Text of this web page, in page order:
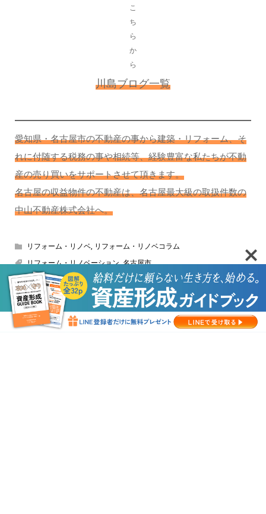
こ
ち
ら
か
ら
川島ブログ一覧
愛知県・名古屋市の不動産の事から建築・リフォーム、そ
れに付随する税務の事や相続等、経験豊富な私たちが不動
産の売り買いをサポートさせて頂きます。
名古屋の収益物件の不動産は、名古屋最大級の取扱件数の
中山不動産株式会社へ。
リフォーム・リノベ, リフォーム・リノベコラム
リフォーム・リノベーション,名古屋市